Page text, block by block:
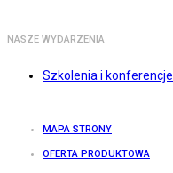
NASZE WYDARZENIA
Szkolenia i konferencje
MAPA STRONY
OFERTA PRODUKTOWA